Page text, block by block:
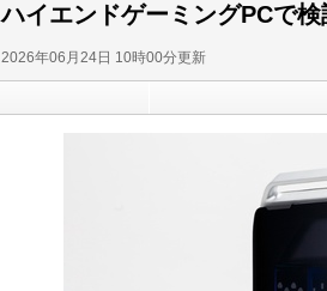
ハイエンドゲーミングPCで検
2026年06月24日 10時00分更新